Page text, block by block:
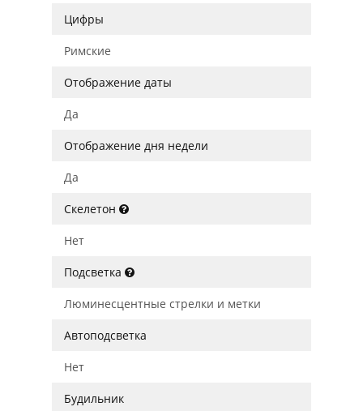
Цифры
Римские
Отображение даты
Да
Отображение дня недели
Да
Скелетон
Нет
Подсветка
Люминесцентные стрелки и метки
Автоподсветка
Нет
Будильник